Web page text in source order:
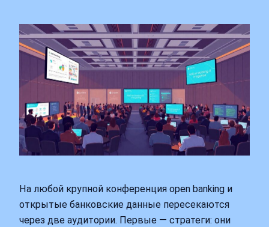
На любой крупной конференция open banking и
открытые банковские данные пересекаются
через две аудитории. Первые — стратеги: они